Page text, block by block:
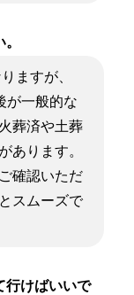
ますが、
が一般的な
葬済や土葬
あります。
確認いただ
スムーズで
行けばいいで